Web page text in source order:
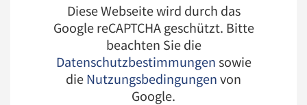
Diese Webseite wird durch das
Google reCAPTCHA geschützt. Bitte
beachten Sie die
Datenschutzbestimmungensowie
dieNutzungsbedingungenvon
Google.